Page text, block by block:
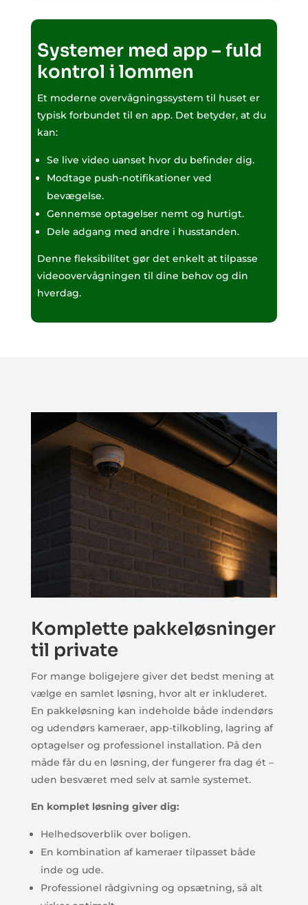
Systemer med app – fuld
kontrol i lommen
Et moderne overvågningssystem til huset er
typisk forbundet til en app. Det betyder, at du
kan:
Se live video uanset hvor du befinder dig.
Modtage push-notifikationer ved
bevægelse.
Gennemse optagelser nemt og hurtigt.
Dele adgang med andre i husstanden.
Denne fleksibilitet gør det enkelt at tilpasse
videoovervågningen til dine behov og din
hverdag.
Komplette pakkeløsninger
til private
For mange boligejere giver det bedst mening at
vælge en samlet løsning, hvor alt er inkluderet.
En pakkeløsning kan indeholde både indendørs
og udendørs kameraer, app-tilkobling, lagring af
optagelser og professionel installation. På den
måde får du en løsning, der fungerer fra dag ét –
uden besværet med selv at samle systemet.
En komplet løsning giver dig:
Helhedsoverblik over boligen.
En kombination af kameraer tilpasset både
inde og ude.
Professionel rådgivning og opsætning, så alt